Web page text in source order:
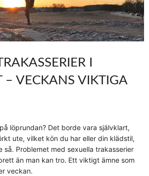
I
– VECKANS VIKTIGA
löprundan? Det borde vara självklart,
ute, vilket kön du har eller din klädstil,
så. Problemet med sexuella trakasserier
än man kan tro. Ett viktigt ämne som
veckan.